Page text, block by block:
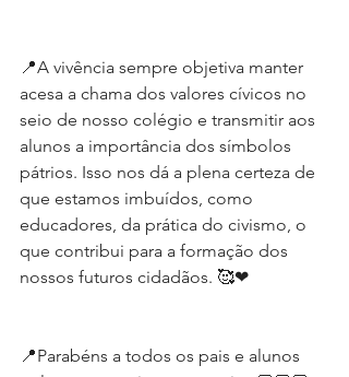
📍A vivência sempre objetiva manter
acesa a chama dos valores cívicos no
seio de nosso colégio e transmitir aos
alunos a importância dos símbolos
pátrios. Isso nos dá a plena certeza de
que estamos imbuídos, como
educadores, da prática do civismo, o
que contribui para a formação dos
nossos futuros cidadãos. 🥰❤
📍Parabéns a todos os pais e alunos